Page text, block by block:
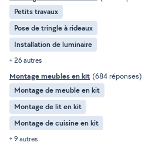
Petits travaux
Pose de tringle à rideaux
Installation de luminaire
+ 26 autres
Montage meubles en kit (684 réponses)
Montage de meuble en kit
Montage de lit en kit
Montage de cuisine en kit
+ 9 autres